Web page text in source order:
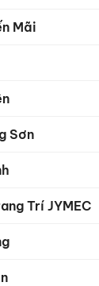
Mãi
Sơn
Trí JYMEC